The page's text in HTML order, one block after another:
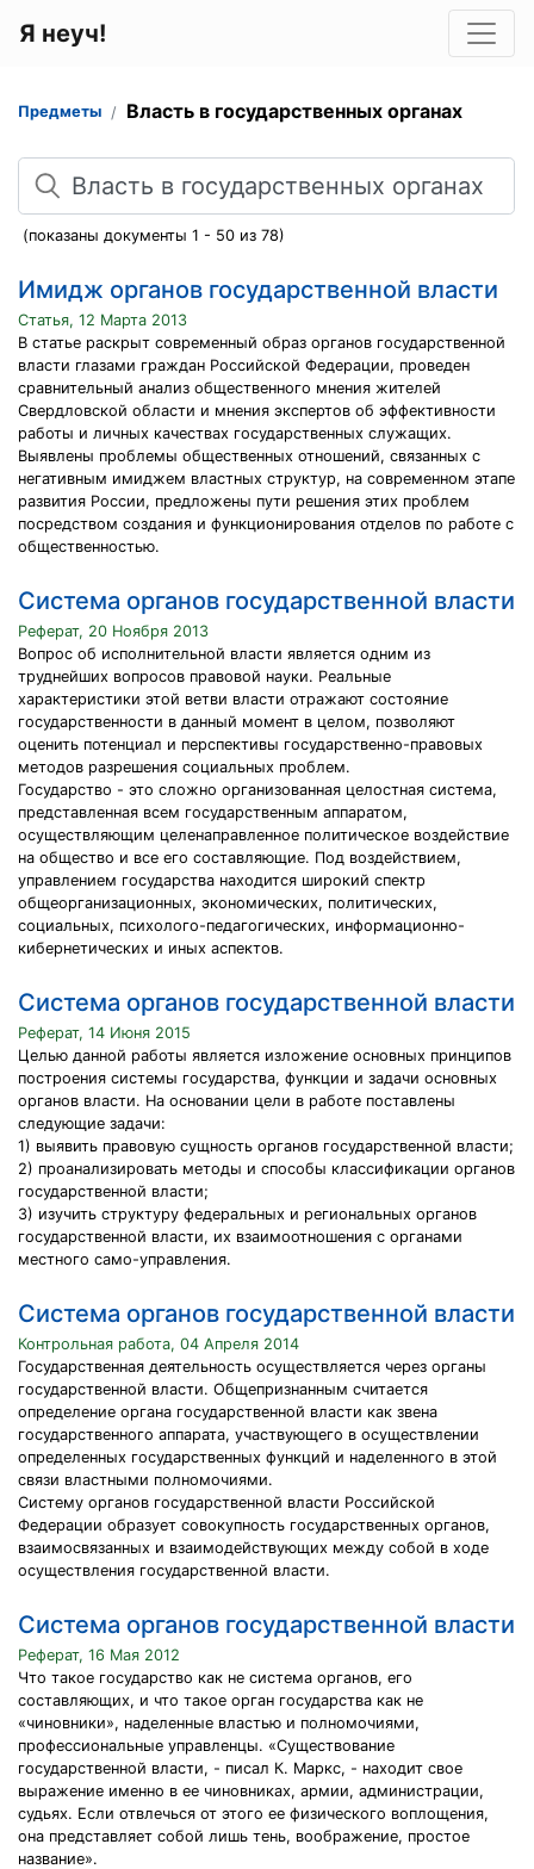
Я неуч!
Предметы Власть в государственных органах
Поиск
(показаны документы 1 - 50 из 78)
Имидж органов государственной власти
Статья, 12 Марта 2013
В статье раскрыт современный образ органов государственной
власти глазами граждан Российской Федерации, проведен
сравнительный анализ общественного мнения жителей
Свердловской области и мнения экспертов об эффективности
работы и личных качествах государственных служащих.
Выявлены проблемы общественных отношений, связанных с
негативным имиджем властных структур, на современном этапе
развития России, предложены пути решения этих проблем
посредством создания и функционирования отделов по работе с
общественностью.
Система органов государственной власти
Реферат, 20 Ноября 2013
Вопрос об исполнительной власти является одним из
труднейших вопросов правовой науки. Реальные
характеристики этой ветви власти отражают состояние
государственности в данный момент в целом, позволяют
оценить потенциал и перспективы государственно-правовых
методов разрешения социальных проблем.
Государство - это сложно организованная целостная система,
представленная всем государственным аппаратом,
осуществляющим целенаправленное политическое воздействие
на общество и все его составляющие. Под воздействием,
управлением государства находится широкий спектр
общеорганизационных, экономических, политических,
социальных, психолого-педагогических, информационно-
кибернетических и иных аспектов.
Система органов государственной власти
Реферат, 14 Июня 2015
Целью данной работы является изложение основных принципов
построения системы государства, функции и задачи основных
органов власти. На основании цели в работе поставлены
следующие задачи:
1) выявить правовую сущность органов государственной власти;
2) проанализировать методы и способы классификации органов
государственной власти;
3) изучить структуру федеральных и региональных органов
государственной власти, их взаимоотношения с органами
местного само-управления.
Система органов государственной власти
Контрольная работа, 04 Апреля 2014
Государственная деятельность осуществляется через органы
государственной власти. Общепризнанным считается
определение органа государственной власти как звена
государственного аппарата, участвующего в осуществлении
определенных государственных функций и наделенного в этой
связи властными полномочиями.
Систему органов государственной власти Российской
Федерации образует совокупность государственных органов,
взаимосвязанных и взаимодействующих между собой в ходе
осуществления государственной власти.
Система органов государственной власти
Реферат, 16 Мая 2012
Что такое государство как не система органов, его
составляющих, и что такое орган государства как не
«чиновники», наделенные властью и полномочиями,
профессиональные управленцы. «Существование
государственной власти, - писал К. Маркс, - находит свое
выражение именно в ее чиновниках, армии, администрации,
судьях. Если отвлечься от этого ее физического воплощения,
она представляет собой лишь тень, воображение, простое
название».